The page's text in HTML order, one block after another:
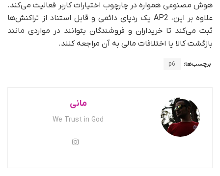
هوش مصنوعی همواره در چارچوب اختیارات کاربر فعالیت می‌کند.
علاوه بر این، AP2 یک ردپای دائمی و قابل استناد از تراکنش‌ها
ثبت می‌کند تا خریداران و فروشندگان بتوانند در مواردی مانند
بازگشت کالا یا اختلافات مالی به آن مراجعه کنند.
برچسب‌ها: p6
مانی
We Trust in God